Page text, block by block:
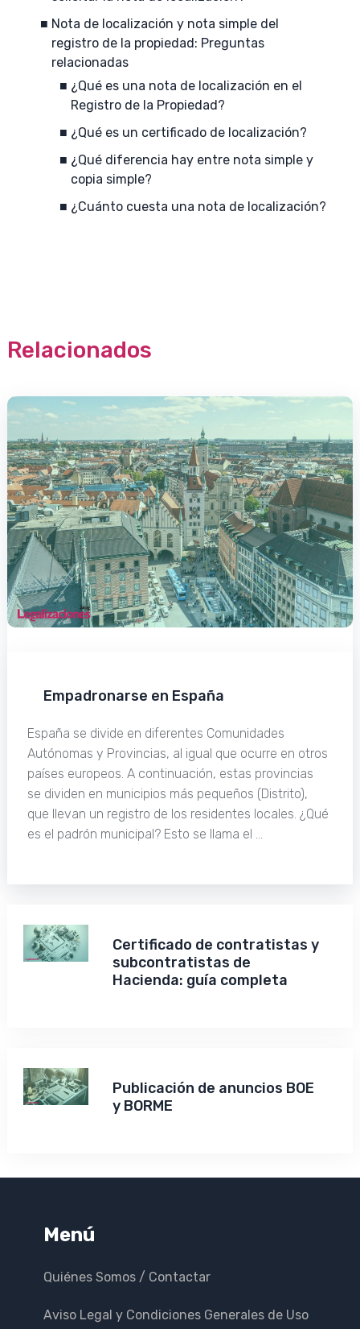
Nota de localización y nota simple del
registro de la propiedad: Preguntas
relacionadas
¿Qué es una nota de localización en el
Registro de la Propiedad?
¿Qué es un certificado de localización?
¿Qué diferencia hay entre nota simple y
copia simple?
¿Cuánto cuesta una nota de localización?
Relacionados
Empadronarse en España
España se divide en diferentes Comunidades
Autónomas y Provincias, al igual que ocurre en otros
países europeos. A continuación, estas provincias
se dividen en municipios más pequeños (Distrito),
que llevan un registro de los residentes locales. ¿Qué
es el padrón municipal? Esto se llama el …
Certificado de contratistas y
subcontratistas de
Hacienda: guía completa
Publicación de anuncios BOE
y BORME
Menú
Quiénes Somos / Contactar
Aviso Legal y Condiciones Generales de Uso